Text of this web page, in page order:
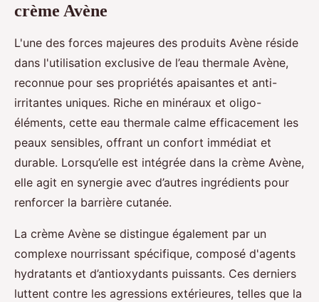
crème Avène
L'une des forces majeures des produits Avène réside
dans l'utilisation exclusive de l’eau thermale Avène,
reconnue pour ses propriétés apaisantes et anti-
irritantes uniques. Riche en minéraux et oligo-
éléments, cette eau thermale calme efficacement les
peaux sensibles, offrant un confort immédiat et
durable. Lorsqu’elle est intégrée dans la crème Avène,
elle agit en synergie avec d’autres ingrédients pour
renforcer la barrière cutanée.
La crème Avène se distingue également par un
complexe nourrissant spécifique, composé d'agents
hydratants et d’antioxydants puissants. Ces derniers
luttent contre les agressions extérieures, telles que la